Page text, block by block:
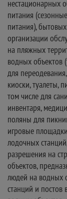
нестационарных
питания
питания),
организации
на пляжных
водных объектов
для
киоски, туалеты,
том числе для
инвентаря,
поляны для
игровые
лодочных
разрешения на
объектов,
людей на водных
станций и